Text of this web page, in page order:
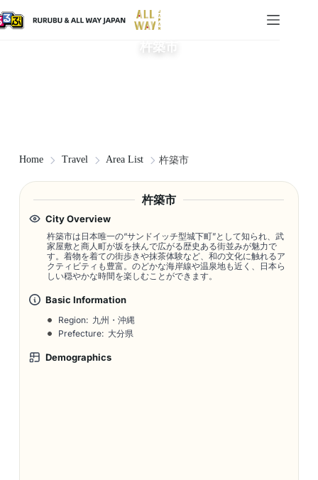
杵築市
Home Travel Area List 杵築市
杵築市
City Overview
杵築市は日本唯一の“サンドイッチ型城下町”として知られ、武
家屋敷と商人町が坂を挟んで広がる歴史ある街並みが魅力で
す。着物を着ての街歩きや抹茶体験など、和の文化に触れるア
クティビティも豊富。のどかな海岸線や温泉地も近く、日本ら
しい穏やかな時間を楽しむことができます。
Basic Information
Region: 九州・沖縄
Prefecture: 大分県
Demographics